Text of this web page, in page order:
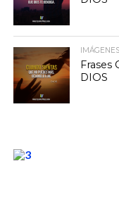
Frases
DIOS